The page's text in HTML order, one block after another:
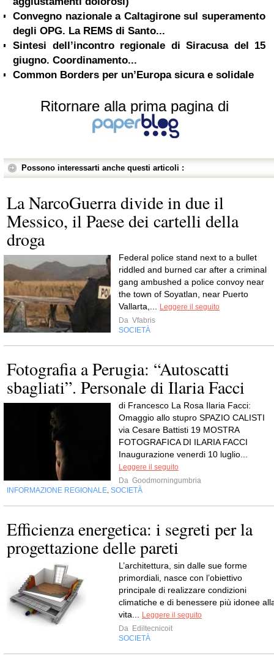
Convegno nazionale a Caltagirone sul superamento
degli OPG. La REMS di Santo...
Sintesi dell’incontro regionale di Siracusa del 15
giugno. Coordinamento...
Common Borders per un’Europa sicura e solidale
Ritornare alla prima pagina di
Possono interessarti anche questi articoli :
La NarcoGuerra divide in due il
Messico, il Paese dei cartelli della
droga
Federal police stand next to a bullet
riddled and burned car after a criminal
gang ambushed a police convoy near
the town of Soyatlan, near Puerto
Vallarta,...
Leggere il seguito
Da Vfabris
SOCIETÀ
Fotografia a Perugia: “Autoscatti
sbagliati”. Personale di Ilaria Facci
di Francesco La Rosa Ilaria Facci:
Omaggio allo stupro SPAZIO CALISTI
via Cesare Battisti 19 MOSTRA
FOTOGRAFICA DI ILARIA FACCI
Inaugurazione venerdi 10 luglio...
Leggere il seguito
Da Goodmorningumbria
INFORMAZIONE REGIONALE SOCIETÀ
Efficienza energetica: i segreti per la
progettazione delle pareti
L’architettura, sin dalle sue forme
primordiali, nasce con l’obiettivo
principale di realizzare condizioni
climatiche e di benessere più idonee
vita...
Leggere il seguito
Da Ediltecnicoit
SOCIETÀ